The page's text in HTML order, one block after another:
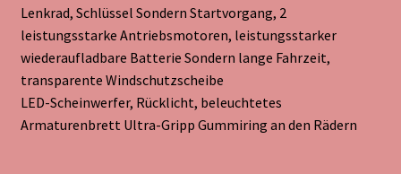
Lenkrad, Schlüssel Sondern Startvorgang, 2
leistungsstarke Antriebsmotoren, leistungsstarker
wiederaufladbare Batterie Sondern lange Fahrzeit,
transparente Windschutzscheibe
LED-Scheinwerfer, Rücklicht, beleuchtetes
Armaturenbrett Ultra-Gripp Gummiring an den Rädern